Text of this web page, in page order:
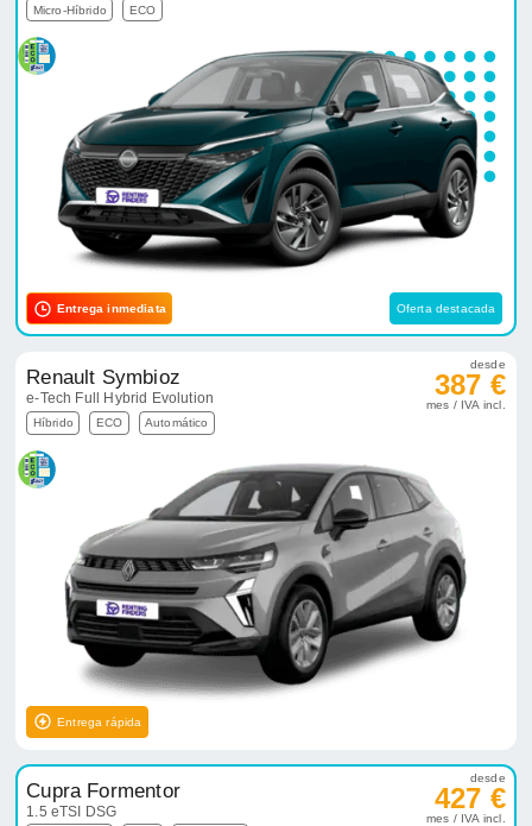
Micro-Híbrido ECO
Entrega inmediata Oferta destacada
Renault Symbioz
e-Tech Full Hybrid Evolution
Híbrido ECO Automático
desde
387 €
mes / IVA incl.
Entrega rápida
Cupra Formentor
1.5 eTSI DSG
desde
427 €
mes / IVA incl.